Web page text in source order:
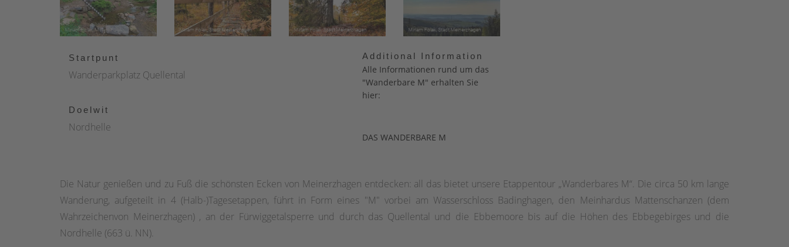
Startpunt
Wanderparkplatz Quellental
Doelwit
Nordhelle
Additional Information
Alle Informationen rund um das
"Wanderbare M" erhalten Sie
hier:
DAS WANDERBARE M
Die Natur genießen und zu Fuß die schönsten Ecken von Meinerzhagen entdecken: all das bietet unsere Etappentour „Wanderbares M“. Die circa 50 km lange
Wanderung, aufgeteilt in 4 (Halb-)Tagesetappen, führt in Form eines "M" vorbei am Wasserschloss Badinghagen, den Meinhardus Mattenschanzen (dem
Wahrzeichenvon Meinerzhagen) , an der Fürwiggetalsperre und durch das Quellental und die Ebbemoore bis auf die Höhen des Ebbegebirges und die
Nordhelle (663 ü. NN).